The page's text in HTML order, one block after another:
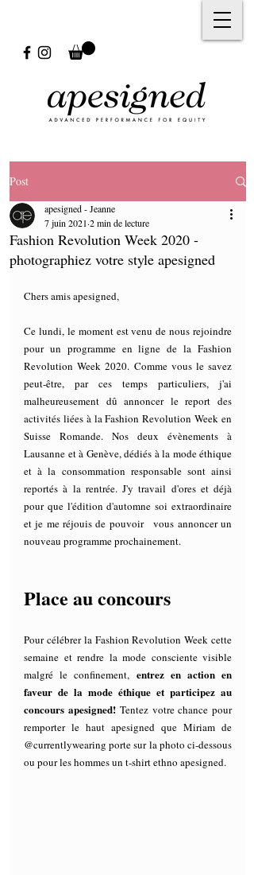
Post
Fashion Revolution Week 2020 -
photographiez votre style apesigned
apesigned - Jeanne
7 juin 2021 2 min de lecture
Chers amis apesigned,
Ce lundi, le moment est venu de nous rejoindre
pour un programme en ligne de la Fashion
Revolution Week 2020. Comme vous le savez
peut-être, par ces temps particuliers, j'ai
malheureusement dû annoncer le report des
activités liées à la Fashion Revolution Week en
Suisse Romande. Nos deux évènements à
Lausanne et à Genève, dédiés à la mode éthique
et à la consommation responsable sont ainsi
reportés à la rentrée. J'y travail d'ores et déjà
pour que l'édition d'automne soi extraordinaire
et je me réjouis de pouvoir   vous annoncer un
nouveau programme prochainement.
Place au concours
Pour célébrer la Fashion Revolution Week cette
semaine et rendre la mode consciente visible
malgré le confinement, entrez en action en
faveur de la mode éthique et participez au
concours apesigned! Tentez votre chance pour
remporter le haut apesigned que Miriam de
@currentlywearing porte sur la photo ci-dessous
ou pour les hommes un t-shirt ethno apesigned.